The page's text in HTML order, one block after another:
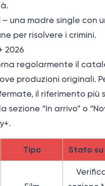
– una madre single con
per risolvere i crimini.
2026
regolarmente il
produzioni originali.
il riferimento più
sezione “In arrivo” o
Tipo Stato su